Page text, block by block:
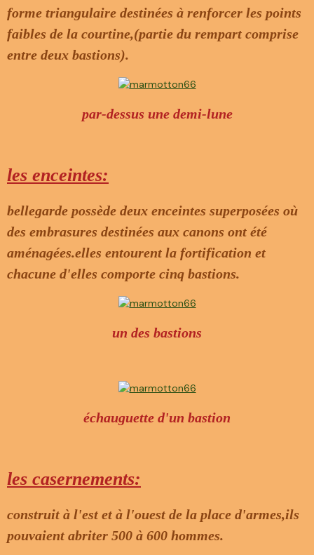
forme triangulaire destinées à renforcer les points
faibles de la courtine,(partie du rempart comprise
entre deux bastions).
par-dessus une demi-lune
les enceintes:
bellegarde possède deux enceintes superposées où
des embrasures destinées aux canons ont été
aménagées.elles entourent la fortification et
chacune d'elles comporte cinq bastions.
un des bastions
échauguette d'un bastion
les casernements:
construit à l'est et à l'ouest de la place d'armes,ils
pouvaient abriter 500 à 600 hommes.